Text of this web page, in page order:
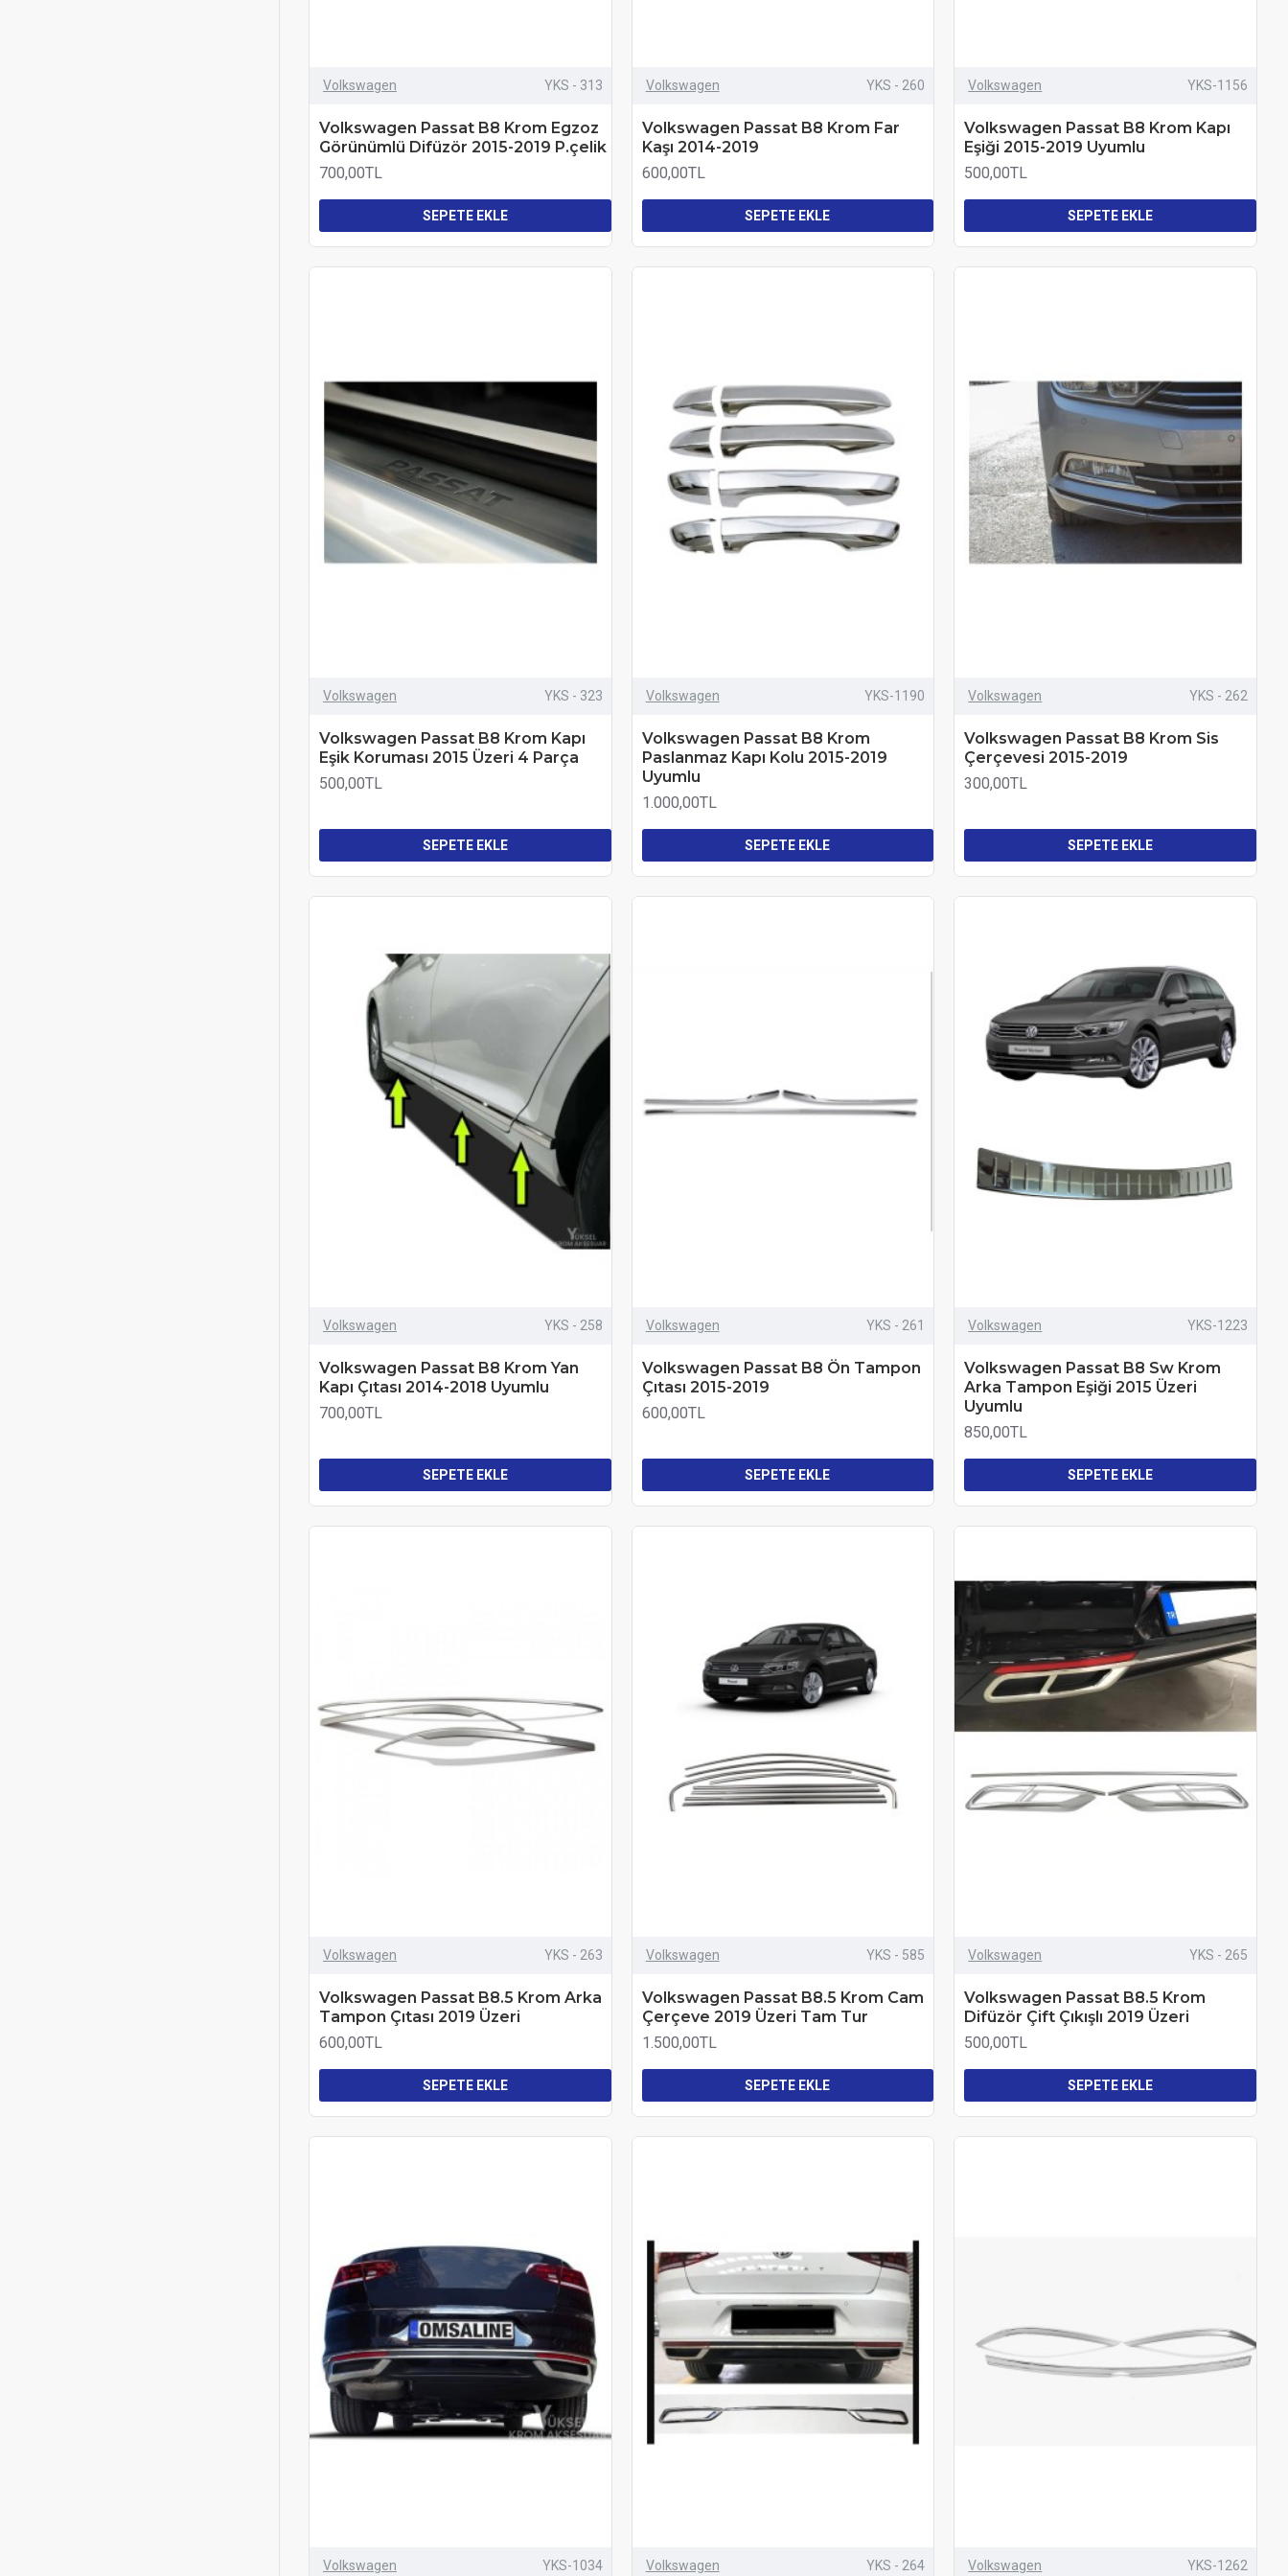
Volkswagen YKS - 313
Volkswagen Passat B8 Krom Egzoz
Görünümlü Difüzör 2015-2019 P.çelik
700,00TL
SEPETE EKLE
Volkswagen YKS - 260
Volkswagen Passat B8 Krom Far
Kaşı 2014-2019
600,00TL
SEPETE EKLE
Volkswagen YKS-1156
Volkswagen Passat B8 Krom Kapı
Eşiği 2015-2019 Uyumlu
500,00TL
SEPETE EKLE
Volkswagen YKS - 323
Volkswagen Passat B8 Krom Kapı
Eşik Koruması 2015 Üzeri 4 Parça
500,00TL
SEPETE EKLE
Volkswagen YKS-1190
Volkswagen Passat B8 Krom
Paslanmaz Kapı Kolu 2015-2019
Uyumlu
1.000,00TL
SEPETE EKLE
Volkswagen YKS - 262
Volkswagen Passat B8 Krom Sis
Çerçevesi 2015-2019
300,00TL
SEPETE EKLE
Volkswagen YKS - 258
Volkswagen Passat B8 Krom Yan
Kapı Çıtası 2014-2018 Uyumlu
700,00TL
SEPETE EKLE
Volkswagen YKS - 261
Volkswagen Passat B8 Ön Tampon
Çıtası 2015-2019
600,00TL
SEPETE EKLE
Volkswagen YKS-1223
Volkswagen Passat B8 Sw Krom
Arka Tampon Eşiği 2015 Üzeri
Uyumlu
850,00TL
SEPETE EKLE
Volkswagen YKS - 263
Volkswagen Passat B8.5 Krom Arka
Tampon Çıtası 2019 Üzeri
600,00TL
SEPETE EKLE
Volkswagen YKS - 585
Volkswagen Passat B8.5 Krom Cam
Çerçeve 2019 Üzeri Tam Tur
1.500,00TL
SEPETE EKLE
Volkswagen YKS - 265
Volkswagen Passat B8.5 Krom
Difüzör Çift Çıkışlı 2019 Üzeri
500,00TL
SEPETE EKLE
Volkswagen YKS-1034 Volkswagen YKS - 264 Volkswagen YKS-1262